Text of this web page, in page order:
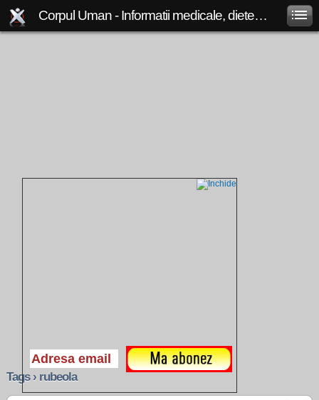
Corpul Uman - Informatii medicale, diete de slabit, boli si afectiuni
Tags › rubeola